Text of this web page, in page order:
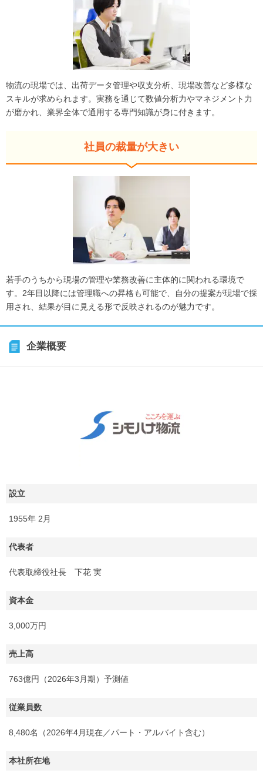
物流の現場では、出荷データ管理や収支分析、現場改善など多様な
スキルが求められます。実務を通じて数値分析力やマネジメント力
が磨かれ、業界全体で通用する専門知識が身に付きます。
社員の裁量が大きい
若手のうちから現場の管理や業務改善に主体的に関われる環境で
す。2年目以降には管理職への昇格も可能で、自分の提案が現場で採
用され、結果が目に見える形で反映されるのが魅力です。
企業概要
設立
1955年 2月
代表者
代表取締役社長 下花 実
資本金
3,000万円
売上高
763億円（2026年3月期）予測値
従業員数
8,480名（2026年4月現在／パート・アルバイト含む）
本社所在地